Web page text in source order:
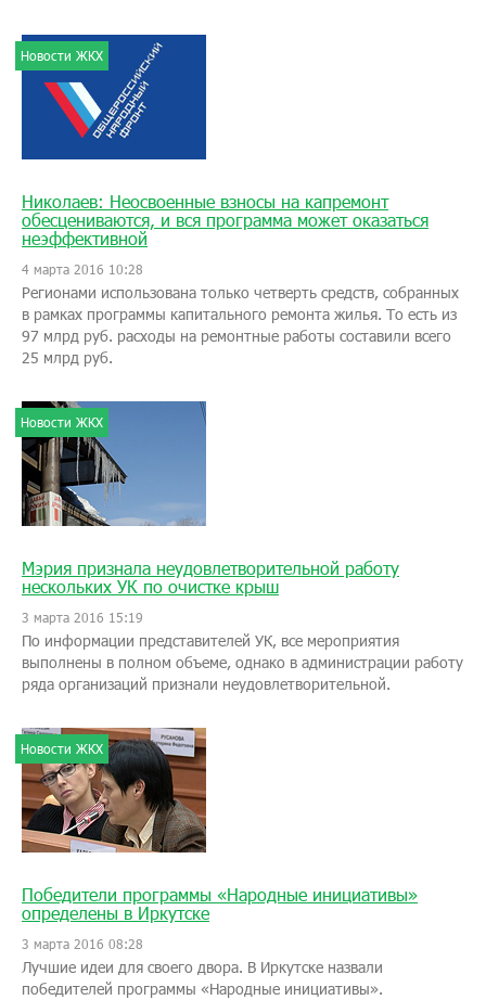
Новости ЖКХ
Николаев: Неосвоенные взносы на капремонт
обесцениваются, и вся программа может оказаться
неэффективной
4 марта 2016 10:28
Регионами использована только четверть средств, собранных
в рамках программы капитального ремонта жилья. То есть из
97 млрд руб. расходы на ремонтные работы составили всего
25 млрд руб.
Новости ЖКХ
Мэрия признала неудовлетворительной работу
нескольких УК по очистке крыш
3 марта 2016 15:19
По информации представителей УК, все мероприятия
выполнены в полном объеме, однако в администрации работу
ряда организаций признали неудовлетворительной.
Новости ЖКХ
Победители программы «Народные инициативы»
определены в Иркутске
3 марта 2016 08:28
Лучшие идеи для своего двора. В Иркутске назвали
победителей программы «Народные инициативы».